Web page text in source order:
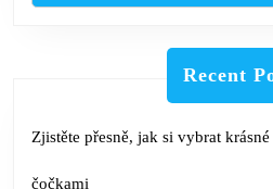
Recent
Zjistěte přesně, jak si vybrat
čočkami